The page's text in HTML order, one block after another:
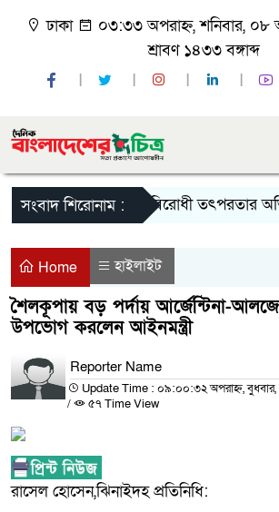
ঢাকা
০৩:৩৩ অপরাহ্ন, শনিবার,
শ্রাবণ ১৪৩৩ বঙ্গাব্দ
সংবাদ শিরোনাম :রাষ্ট্রবিরোধী তৎপরতার
Home হাইলাইট
শৈলকূপায় বড় পর্দায় আর্জেন্টিনা-
উপভোগ করলেন আইনমন্ত্রী
Reporter Name
Update Time : ০৯:০০:৩২ অপরাহ্ন,
/
৫৭ Time View
রাসেল হোসেন,ঝিনাইদহ প্রতিনিধি: